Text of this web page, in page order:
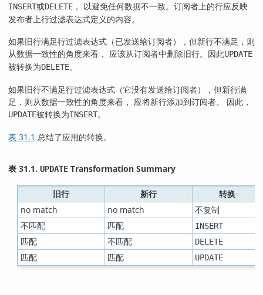
INSERT或DELETE ， 以避免任何数据不一致。订阅者上的行应反映
发布者上行过滤表达式定义的内容。
如果旧行满足行过滤表达式（已发送给订阅者），但新行不满足，则
从数据一致性的角度来看， 应该从订阅者中删除旧行。因此UPDATE
被转换为DELETE。
如果旧行不满足行过滤表达式（它没有发送给订阅者），但新行满
足，则从数据一致性的角度来看， 应将新行添加到订阅者。 因此，
UPDATE被转换为INSERT。
表 31.1 总结了应用的转换。
表 31.1. UPDATE Transformation Summary
旧行 新行
转换
no match
no match
不复制
不匹配
匹配 INSERT
匹配 不匹配 DELETE
匹配 匹配 UPDATE